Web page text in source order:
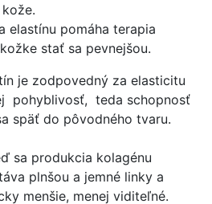
elastínu pomáha terapia
stať sa pevnejšou.
je zodpovedný za elasticitu
pohyblivosť, teda schopnosť
späť do pôvodného tvaru.
sa produkcia kolagénu
plnšou a jemné linky a
menšie, menej viditeľné.